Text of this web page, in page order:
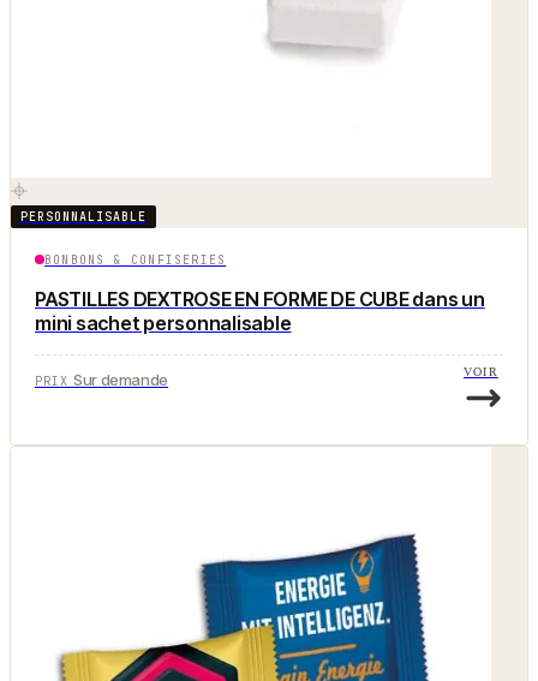
PERSONNALISABLE
BONBONS & CONFISERIES
PASTILLES DEXTROSE EN FORME DE CUBE dans un
mini sachet personnalisable
PRIX Sur demande VOIR